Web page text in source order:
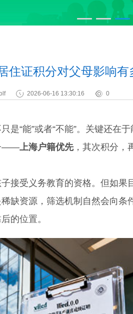
住证积分对父母影响有
2026-06-16 13:30:16 0
“能”或者“不能”。关键还在于
——上海户籍优先，其次积分，
受义务教育的资格。但如果
缺资源，筛选机制自然会向条
的位置。